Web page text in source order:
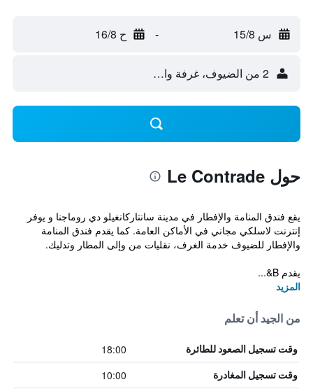
س 15/8 - ح 16/8
2 من الضيوف، غرفة واحدة
حول Le Contrade
يقع فندق المنامة والإفطار في مدينة سانتاركانغيلو دي روماجنا و يوفر
إنترنت لاسلكي مجاني في الأماكن العامة. كما يقدم فندق المنامة
والإفطار للضيوف خدمة الغرف، نقليات من وإلى المطار وتدليك.
يقدم B&...
المزيد
من الجيد أن تعلم
وقت تسجيل الصعود للطائرة 18:00
وقت تسجيل المغادرة 10:00